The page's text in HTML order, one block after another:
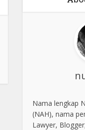
Nama lengkap
(NAH), nama
Lawyer,